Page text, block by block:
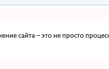
сайта – это не просто